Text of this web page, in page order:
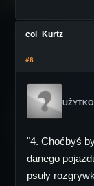
col_Kurtz
#6
"4. Choćbyś
danego
psuły